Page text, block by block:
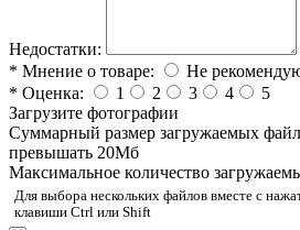
Недостатки:
* Мнение о товаре: Не
* Оценка: 1 2 3 4
5
Загрузите фотографии
Cуммарный размер загружаемых
превышать 20Мб
Максимальное количество
Для выбора нескольких файлов вместе с
клавиши Ctrl или Shift